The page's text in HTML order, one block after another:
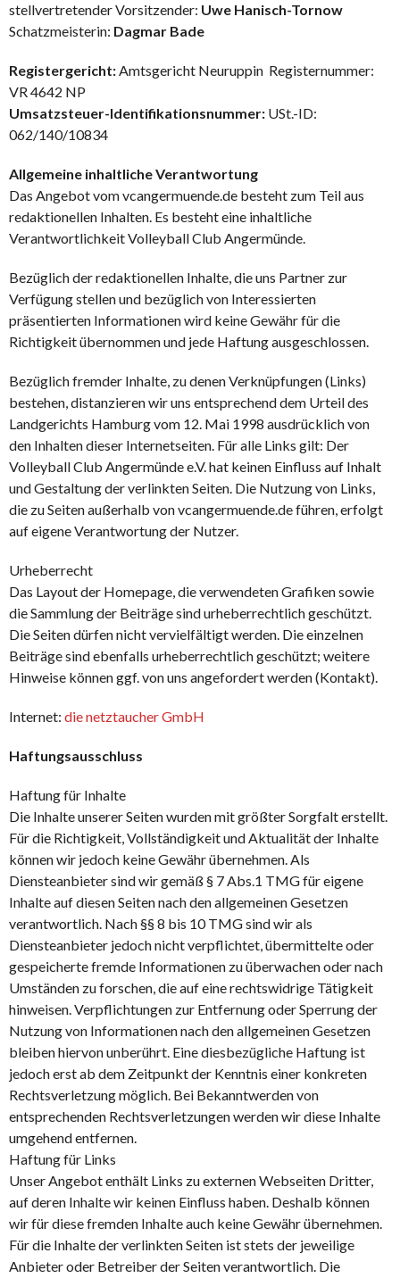
stellvertretender Vorsitzender: Uwe Hanisch-Tornow
Schatzmeisterin: Dagmar Bade
Registergericht:Amtsgericht Neuruppin Registernummer:
VR 4642 NP
Umsatzsteuer-Identifikationsnummer: USt.-ID:
062/140/10834
Allgemeine inhaltliche Verantwortung
Das Angebot vom vcangermuende.de besteht zum Teil aus
redaktionellen Inhalten. Es besteht eine inhaltliche
Verantwortlichkeit Volleyball Club Angermünde.
Bezüglich der redaktionellen Inhalte, die uns Partner zur
Verfügung stellen und bezüglich von Interessierten
präsentierten Informationen wird keine Gewähr für die
Richtigkeit übernommen und jede Haftung ausgeschlossen.
Bezüglich fremder Inhalte, zu denen Verknüpfungen (Links)
bestehen, distanzieren wir uns entsprechend dem Urteil des
Landgerichts Hamburg vom 12. Mai 1998 ausdrücklich von
den Inhalten dieser Internetseiten. Für alle Links gilt: Der
Volleyball Club Angermünde e.V. hat keinen Einfluss auf Inhalt
und Gestaltung der verlinkten Seiten. Die Nutzung von Links,
die zu Seiten außerhalb von vcangermuende.de führen, erfolgt
auf eigene Verantwortung der Nutzer.
Urheberrecht
Das Layout der Homepage, die verwendeten Grafiken sowie
die Sammlung der Beiträge sind urheberrechtlich geschützt.
Die Seiten dürfen nicht vervielfältigt werden. Die einzelnen
Beiträge sind ebenfalls urheberrechtlich geschützt; weitere
Hinweise können ggf. von uns angefordert werden (Kontakt).
Internet: die netztaucher GmbH
Haftungsausschluss
Haftung für Inhalte
Die Inhalte unserer Seiten wurden mit größter Sorgfalt erstellt.
Für die Richtigkeit, Vollständigkeit und Aktualität der Inhalte
können wir jedoch keine Gewähr übernehmen. Als
Diensteanbieter sind wir gemäß § 7 Abs.1 TMG für eigene
Inhalte auf diesen Seiten nach den allgemeinen Gesetzen
verantwortlich. Nach §§ 8 bis 10 TMG sind wir als
Diensteanbieter jedoch nicht verpflichtet, übermittelte oder
gespeicherte fremde Informationen zu überwachen oder nach
Umständen zu forschen, die auf eine rechtswidrige Tätigkeit
hinweisen. Verpflichtungen zur Entfernung oder Sperrung der
Nutzung von Informationen nach den allgemeinen Gesetzen
bleiben hiervon unberührt. Eine diesbezügliche Haftung ist
jedoch erst ab dem Zeitpunkt der Kenntnis einer konkreten
Rechtsverletzung möglich. Bei Bekanntwerden von
entsprechenden Rechtsverletzungen werden wir diese Inhalte
umgehend entfernen.
Haftung für Links
Unser Angebot enthält Links zu externen Webseiten Dritter,
auf deren Inhalte wir keinen Einfluss haben. Deshalb können
wir für diese fremden Inhalte auch keine Gewähr übernehmen.
Für die Inhalte der verlinkten Seiten ist stets der jeweilige
Anbieter oder Betreiber der Seiten verantwortlich. Die